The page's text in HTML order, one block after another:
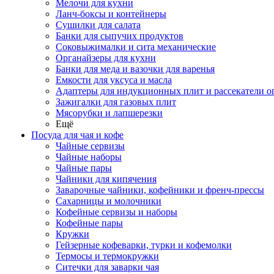
Мелочи для кухни
Ланч-боксы и контейнеры
Сушилки для салата
Банки для сыпучих продуктов
Соковыжималки и сита механические
Органайзеры для кухни
Банки для меда и вазочки для варенья
Емкости для уксуса и масла
Адаптеры для индукционных плит и рассекатели
Зажигалки для газовых плит
Мясорубки и лапшерезки
Ещё
Посуда для чая и кофе
Чайные сервизы
Чайные наборы
Чайные пары
Чайники для кипячения
Заварочные чайники, кофейники и френч-прессы
Сахарницы и молочники
Кофейные сервизы и наборы
Кофейные пары
Кружки
Гейзерные кофеварки, турки и кофемолки
Термосы и термокружки
Ситечки для заварки чая